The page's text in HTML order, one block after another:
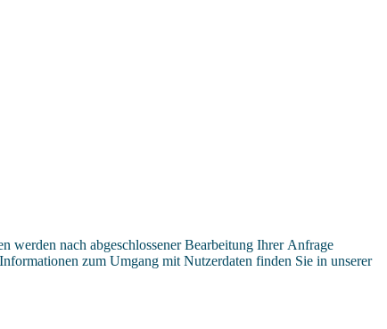
werden nach abgeschlossener Bearbeitung Ihrer Anfrage
zum Umgang mit Nutzerdaten finden Sie in unserer